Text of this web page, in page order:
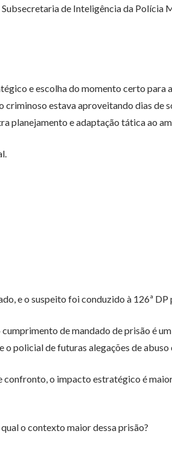
de Inteligência da Polícia
e escolha do momento certo para
estava aproveitando dias de
planejamento e adaptação tática ao
e o suspeito foi conduzido à 126ª
de mandado de prisão é
policial de futuras alegações de abuso
confronto, o impacto estratégico é
o contexto maior dessa prisão?